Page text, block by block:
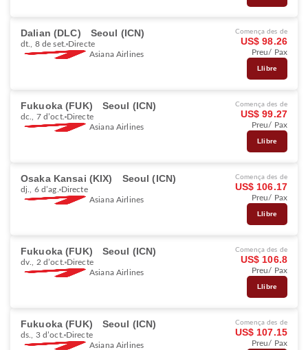
Dalian (DLC) Seoul (ICN)
dt., 8 de set. Directe
Asiana Airlines
Comença des de
US$ 98.26
Preu/ Pax
Llibre
Fukuoka (FUK) Seoul (ICN)
dc., 7 d’oct. Directe
Asiana Airlines
Comença des de
US$ 99.27
Preu/ Pax
Llibre
Osaka Kansai (KIX) Seoul (ICN)
dj., 6 d’ag. Directe
Asiana Airlines
Comença des de
US$ 106.17
Preu/ Pax
Llibre
Fukuoka (FUK) Seoul (ICN)
dv., 2 d’oct. Directe
Asiana Airlines
Comença des de
US$ 106.8
Preu/ Pax
Llibre
Fukuoka (FUK) Seoul (ICN)
ds., 3 d’oct. Directe
Asiana Airlines
Comença des de
US$ 107.15
Preu/ Pax